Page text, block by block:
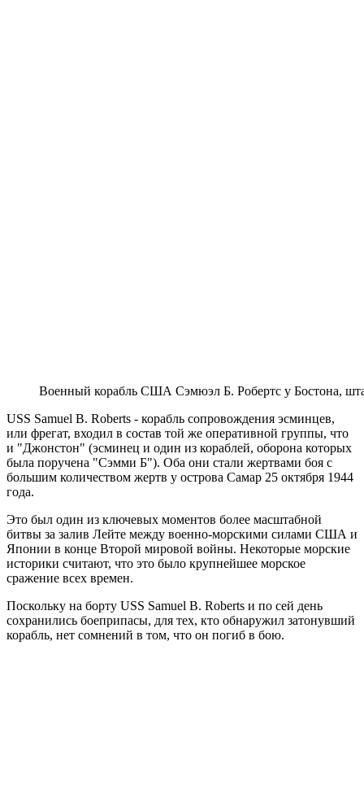
Военный корабль США Сэмюэл Б. Робертс у Бостона,
USS Samuel B. Roberts - корабль сопровождения эсминцев,
или фрегат, входил в состав той же оперативной группы, что
и "Джонстон" (эсминец и один из кораблей, оборона которых
была поручена "Сэмми Б"). Оба они стали жертвами боя с
большим количеством жертв у острова Самар 25 октября 1944
года.
Это был один из ключевых моментов более масштабной
битвы за залив Лейте между военно-морскими силами США и
Японии в конце Второй мировой войны. Некоторые морские
историки считают, что это было крупнейшее морское
сражение всех времен.
Поскольку на борту USS Samuel B. Roberts и по сей день
сохранились боеприпасы, для тех, кто обнаружил затонувший
корабль, нет сомнений в том, что он погиб в бою.